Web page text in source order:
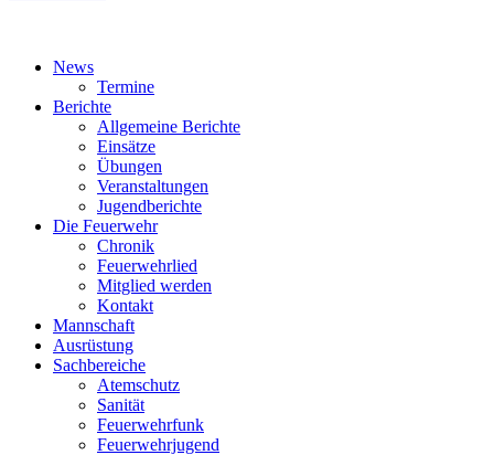
News
Termine
Berichte
Allgemeine Berichte
Einsätze
Übungen
Veranstaltungen
Jugendberichte
Die Feuerwehr
Chronik
Feuerwehrlied
Mitglied werden
Kontakt
Mannschaft
Ausrüstung
Sachbereiche
Atemschutz
Sanität
Feuerwehrfunk
Feuerwehrjugend